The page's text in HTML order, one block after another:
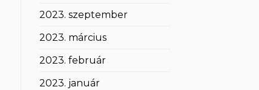
2023. szeptember
2023. március
2023. február
2023. január